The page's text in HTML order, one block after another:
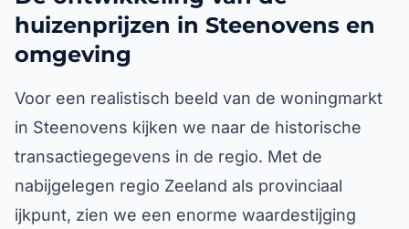
huizenprijzen in Steenovens en
omgeving
Voor een realistisch beeld van de woningmarkt
in Steenovens kijken we naar de historische
transactiegegevens in de regio. Met de
nabijgelegen regio Zeeland als provinciaal
ijkpunt, zien we een enorme waardestijging